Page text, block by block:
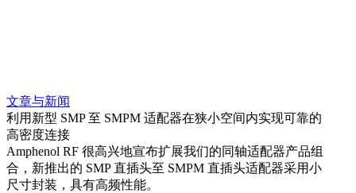
文章与新闻
利用新型 SMP 至 SMPM 适配器在狭小空间内实现可靠的
高密度连接
Amphenol RF 很高兴地宣布扩展我们的同轴适配器产品组
合，新推出的 SMP 直插头至 SMPM 直插头适配器采用小
尺寸封装，具有高频性能。